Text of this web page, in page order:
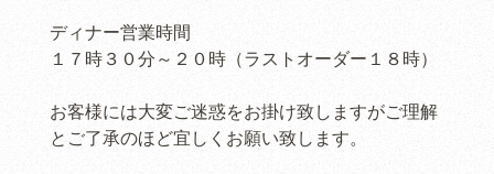
ディナー営業時間
１７時３０分～２０時（ラストオーダー１８時）
お客様には大変ご迷惑をお掛け致しますがご理解
とご了承のほど宜しくお願い致します。